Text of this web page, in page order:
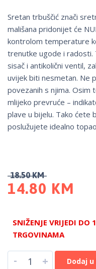
Sretan trbuščić znači
mališana pridonijet će
kontrolom temperature
trenutke ugode i radosti.
sisač i antikolični ventil,
uvijek biti nesmetan. Ne
povezanih s njima. Osim
mlijeko prevruće –
plave u bijelu. Tako ćete
poslužujete idealno
18.50KM
14.80 KM
SNIŽENJE VRIJEDI
TRGOVINAMA
- + Dodaj